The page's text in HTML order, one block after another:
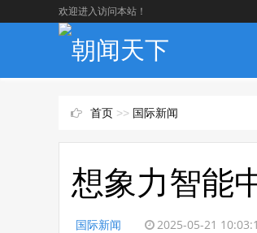
欢迎进入访问本站！
首页 >> 国际新闻
想象力智能
国际新闻 2025-05-21